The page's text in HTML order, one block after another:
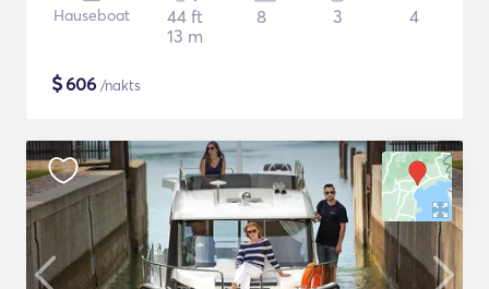
Hauseboat
44 ft
13 m
8 3 4
$606 /nakts